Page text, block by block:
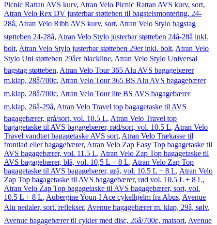
Picnic Rattan AVS kurv, Atran Velo Picnic Rattan AVS kurv, sort,
Atran Velo Rex DV justerbar støtteben til bagstelsmontering, 24-
28â, Atran Velo Ribb AVS kurv, sort, Atran Velo Stylo bagstag
støtteben 24-28â, Atran Velo Stylo justerbar støtteben 24â-28â inkl.
bolt, Atran Velo Stylo justerbar støtteben 29er inkl. bolt, Atran Velo
Stylo Uni støtteben 29âer blackline, Atran Velo Stylo Universal
bagstag støtteben, Atran Velo Tour 365 Alu AVS bagagebærer
m.klap, 28â/700c, Atran Velo Tour 365 BS Alu AVS bagagebærer
m.klap, 28â/700c, Atran Velo Tour lite BS AVS bagagebærer
m.klap, 26â-29â, Atran Velo Travel top bagagetaske til AVS
bagagebærer, grå/sort, vol. 10.5 L, Atran Velo Travel top
bagagetaske til AVS bagagebærer, rød/sort, vol. 10.5 L, Atran Velo
Travel vandtæt bagagetaske AVS sort, Atran Velo Trækasse til
frontlad eller bagagebærer, Atran Velo Zap Easy Top bagagetaske til
AVS bagagebærer, vol. 11.5 L, Atran Velo Zap Top bagagetaske til
AVS bagagebærer, blå, vol. 10,5 L + 8 L, Atran Velo Zap Top
bagagetaske til AVS bagagebærer, grå, vol. 10.5 L + 8 L, Atran Velo
Zap Top bagagetaske til AVS bagagebærer, rød vol. 10.5 L + 8 L,
Atran Velo Zap Top bagagetaske til AVS bagagebærer, sort, vol.
10.5 L + 8 L, Aubergine Youn-I Ace cykelhjelm fra Abus, Avenue
Alu pedaler, sort. reflekser, Avenue bagagebærer m. klap, 29â, sølv,
Avenue bagagebærer til cykler med disc, 26â/700c, matsort, Avenue